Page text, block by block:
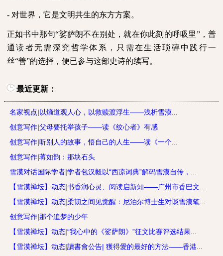
- 对世界，它是文明共生的东方方案。
正如书中那句“娑萨朗不在别处，就在你此刻的呼吸里”，普
通读者无需深究哲学体系，只需在生活琐碎中践行一
丝“善”的选择，便已参与这部史诗的续写。
最近更新：
名家视点|以熵道观人心，以救赎渡浮生——浅析雪漠...
创意写作|父母要托举孩子——读《纹心者》有感
创意写作|听别人的故事，悟自己的人生——读《一个...
创意写作|蒋如韵：那块石头
雪漠对话国际学者|学者包汉毅以“西凉词典”解码雪漠自传，...
【雪漠禅坛】动态|书香润心灵、阅读启新知——广州市香巴文...
【雪漠禅坛】动态|柔韧之间见觉醒：尼泊尔博士生对谈雪漠笔...
创意写作|那个追梦的少年
【雪漠禅坛】动态|“我心中的《娑萨朗》”征文比赛评选结果...
【雪漠禅坛】动态|讀書會公告| 獲得愛的最好的方法——香港...